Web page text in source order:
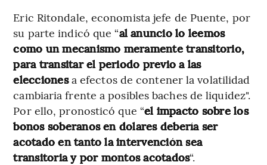
Eric Ritondale, economista jefe de Puente, por
su parte indicó que “al anuncio lo leemos
como un mecanismo meramente transitorio,
para transitar el periodo previo a las
eleccionesa efectos de contener la volatilidad
cambiaria frente a posibles baches de liquidez".
Por ello, pronosticó que “el impacto sobre los
bonos soberanos en dolares debería ser
acotado en tanto la intervención sea
transitoria y por montos acotados“.